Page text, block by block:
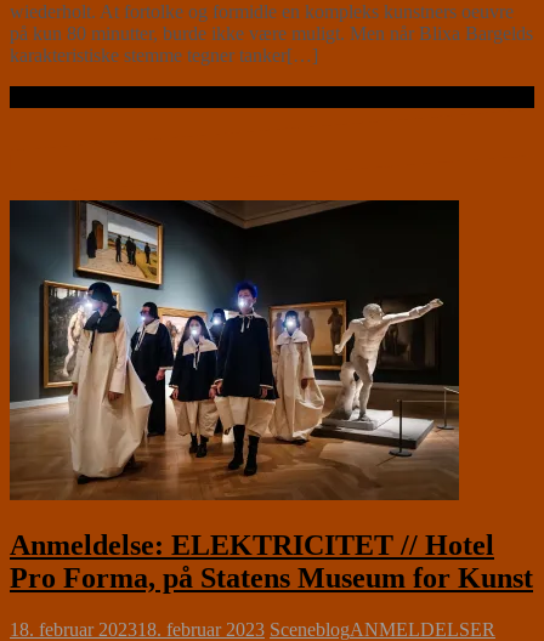
wiederholt. At fortolke og formidle en kompleks kunstners oeuvre
på kun 80 minutter, burde ikke være muligt. Men når Blixa Bargelds
karakteristiske stemme tegner tanker[…]
Anmeldelse: ELEKTRICITET // Hotel
Pro Forma, på Statens Museum for Kunst
18. februar 202318. februar 2023 SceneblogANMELDELSER